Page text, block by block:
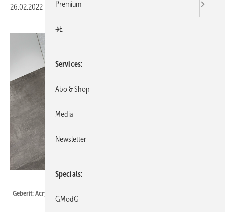
26.02.2022 Veröffentlicht in
Geberit: Acryl-Duschfläche Nemea.
Premium
+E
Services
Abo & Shop
Media
Newsletter
Specials
GModG